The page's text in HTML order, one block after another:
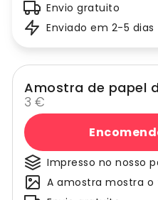
Envio gratuito
Enviado em 2-5 dias
Amostra de papel
3 €
Impresso no nosso
A amostra mostra